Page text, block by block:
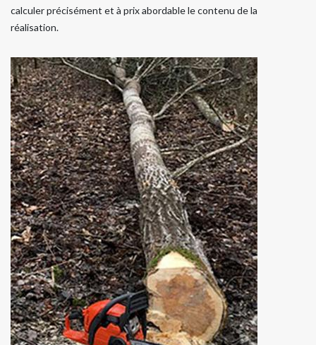
calculer précisément et à prix abordable le contenu de la
réalisation.